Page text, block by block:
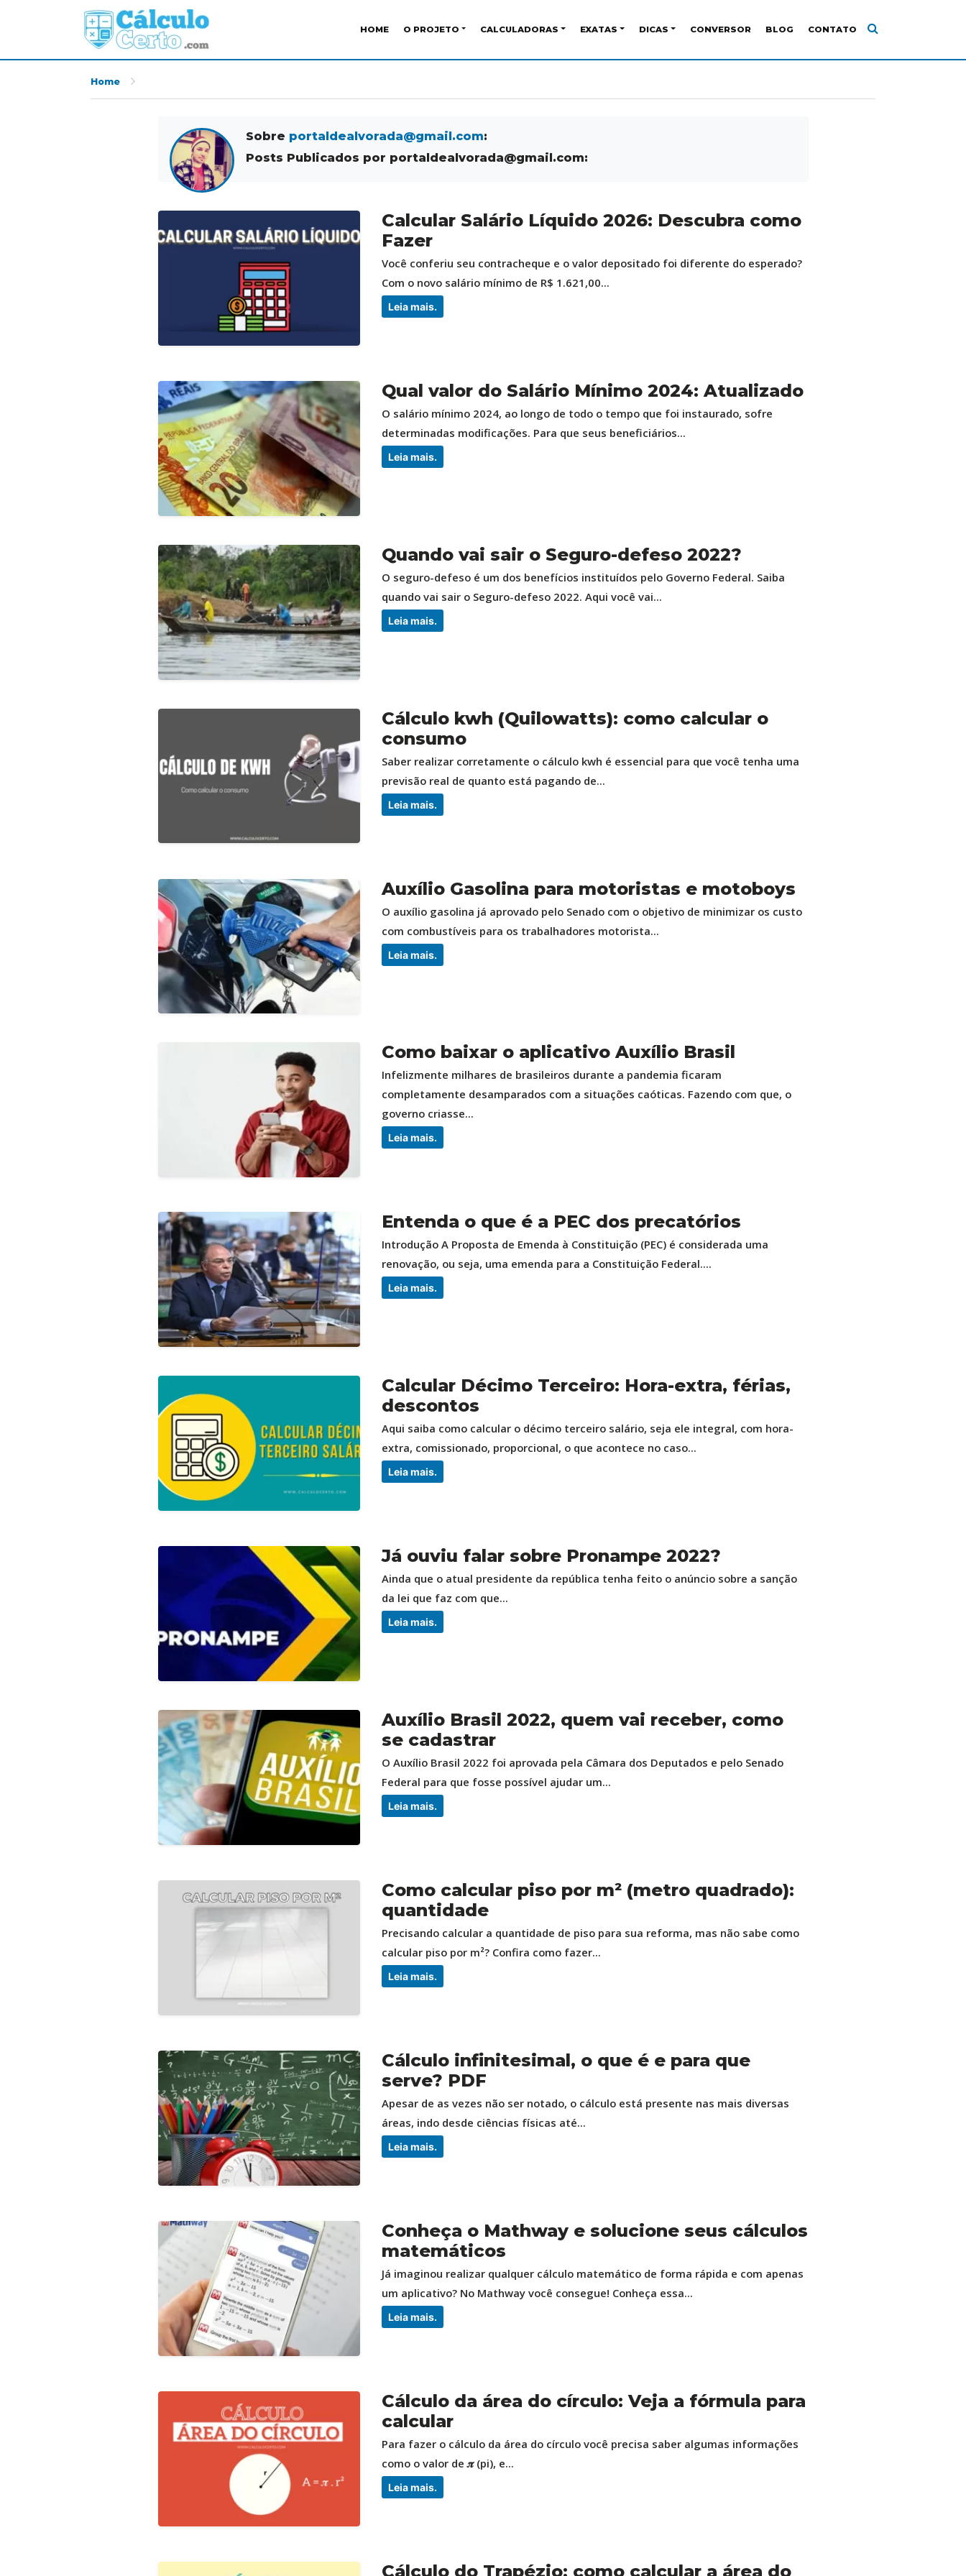
HOME O PROJETO CALCULADORAS EXATAS DICAS CONVERSOR BLOG CONTATO
Home
Sobre portaldealvorada@gmail.com:
Posts Publicados por portaldealvorada@gmail.com:
Calcular Salário Líquido 2026: Descubra como
Fazer
Você conferiu seu contracheque e o valor depositado foi diferente do esperado?
Com o novo salário mínimo de R$ 1.621,00...
Leia mais.
Qual valor do Salário Mínimo 2024: Atualizado
O salário mínimo 2024, ao longo de todo o tempo que foi instaurado, sofre
determinadas modificações. Para que seus beneficiários...
Leia mais.
Quando vai sair o Seguro-defeso 2022?
O seguro-defeso é um dos benefícios instituídos pelo Governo Federal. Saiba
quando vai sair o Seguro-defeso 2022. Aqui você vai...
Leia mais.
Cálculo kwh (Quilowatts): como calcular o
consumo
Saber realizar corretamente o cálculo kwh é essencial para que você tenha uma
previsão real de quanto está pagando de...
Leia mais.
Auxílio Gasolina para motoristas e motoboys
O auxílio gasolina já aprovado pelo Senado com o objetivo de minimizar os custo
com combustíveis para os trabalhadores motorista...
Leia mais.
Como baixar o aplicativo Auxílio Brasil
Infelizmente milhares de brasileiros durante a pandemia ficaram
completamente desamparados com a situações caóticas. Fazendo com que, o
governo criasse...
Leia mais.
Entenda o que é a PEC dos precatórios
Introdução A Proposta de Emenda à Constituição (PEC) é considerada uma
renovação, ou seja, uma emenda para a Constituição Federal....
Leia mais.
Calcular Décimo Terceiro: Hora-extra, férias,
descontos
Aqui saiba como calcular o décimo terceiro salário, seja ele integral, com hora-
extra, comissionado, proporcional, o que acontece no caso...
Leia mais.
Já ouviu falar sobre Pronampe 2022?
Ainda que o atual presidente da república tenha feito o anúncio sobre a sanção
da lei que faz com que...
Leia mais.
Auxílio Brasil 2022, quem vai receber, como
se cadastrar
O Auxílio Brasil 2022 foi aprovada pela Câmara dos Deputados e pelo Senado
Federal para que fosse possível ajudar um...
Leia mais.
Como calcular piso por m² (metro quadrado):
quantidade
Precisando calcular a quantidade de piso para sua reforma, mas não sabe como
calcular piso por m²? Confira como fazer...
Leia mais.
Cálculo infinitesimal, o que é e para que
serve? PDF
Apesar de as vezes não ser notado, o cálculo está presente nas mais diversas
áreas, indo desde ciências físicas até...
Leia mais.
Conheça o Mathway e solucione seus cálculos
matemáticos
Já imaginou realizar qualquer cálculo matemático de forma rápida e com apenas
um aplicativo? No Mathway você consegue! Conheça essa...
Leia mais.
Cálculo da área do círculo: Veja a fórmula para
calcular
Para fazer o cálculo da área do círculo você precisa saber algumas informações
como o valor de 𝝅 (pi), e...
Leia mais.
Cálculo do Trapézio: como calcular a área do